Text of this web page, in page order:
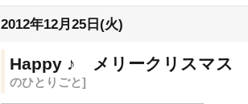
2012年12月25日(火)
Happy ♪ メリークリスマ
のひとりごと]